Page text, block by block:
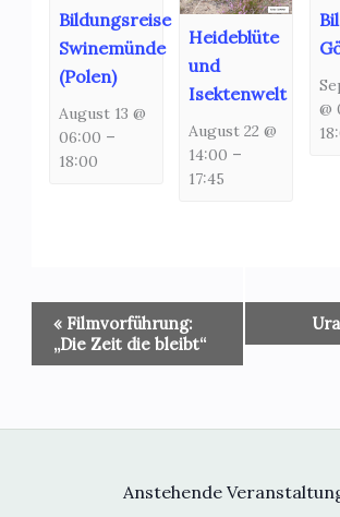
Bildungsreise
Swinemünde
(Polen)
August 13 @
06:00 –
18:00
Heideblüte
und
Isektenwelt
August 22 @
14:00 –
17:45
@
Veranstaltung-
Navigation
«Filmvorführung:
„Die Zeit die bleibt“
Anstehende